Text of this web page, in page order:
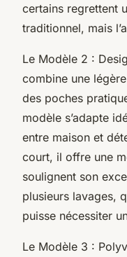
certains regrettent
traditionnel, mais
Le Modèle 2 :
combine une
des poches
modèle s’adapte
entre maison et
court, il offre une
soulignent son
plusieurs lavages,
puisse nécessiter
Le Modèle 3 :